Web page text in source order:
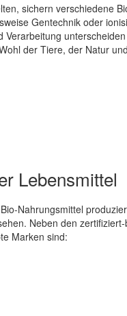
sichern verschiedene
Gentechnik oder
der Tiere, der Natur
Lebensmittel
Nahrungsmittel
Neben den
Marken sind: